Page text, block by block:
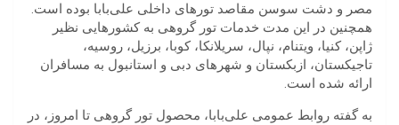
مصر و دشت سوسن مقاصد تورهای داخلی علی‌بابا بوده است.
همچنین در این مدت خدمات تور گروهی به کشورهایی نظیر
ژاپن، کنیا، ویتنام، نپال، سریلانکا، کوبا، برزیل، روسیه،
تاجیکستان، ازبکستان و شهرهای دبی و استانبول به مسافران
ارائه شده است.
به گفته روابط عمومی علی‌بابا، محصول تور گروهی تا امروز، در